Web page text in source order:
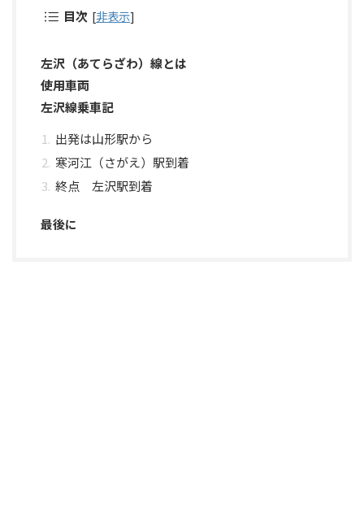
目次 [非表示]
左沢（あてらざわ）線とは
使用車両
左沢線乗車記
出発は山形駅から
寒河江（さがえ）駅到着
終点 左沢駅到着
最後に